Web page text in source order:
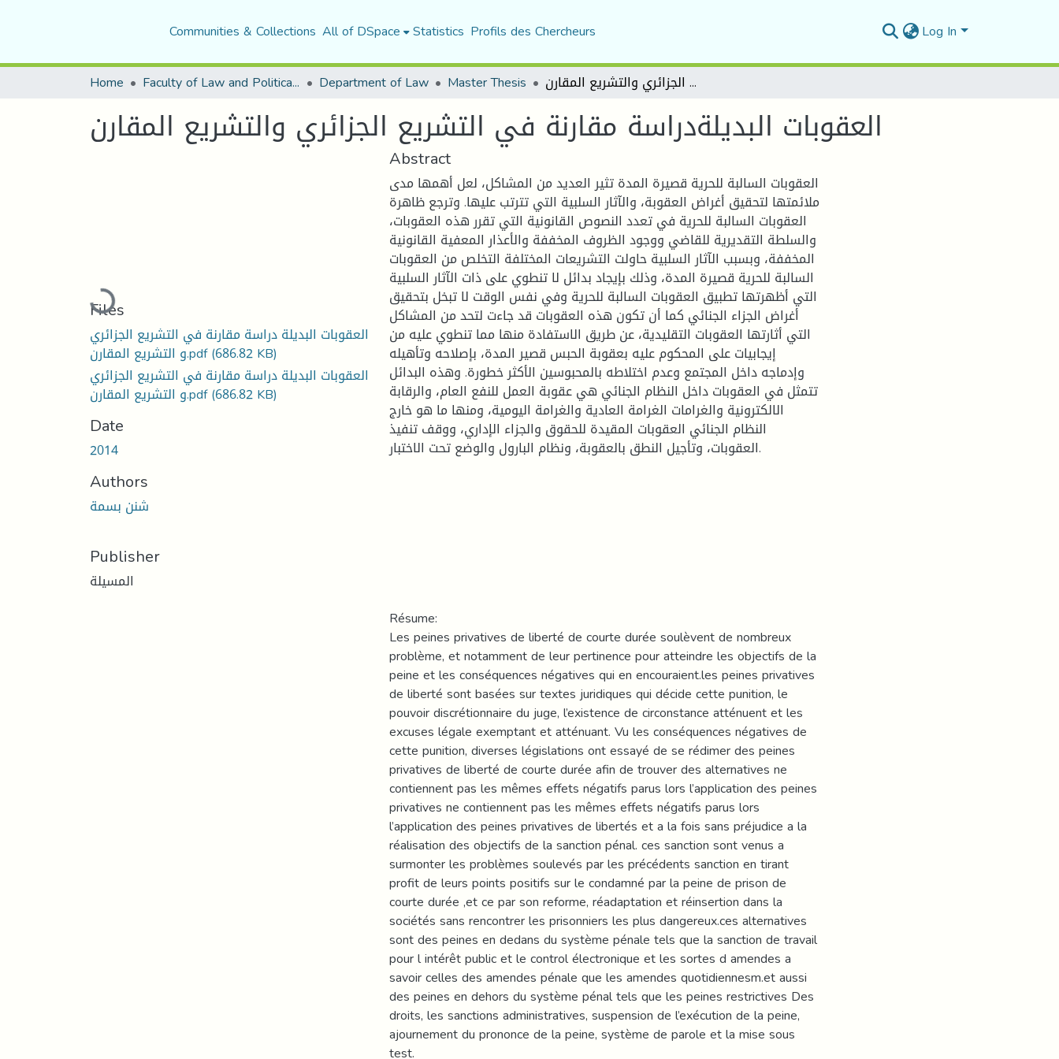
Communities & Collections All of DSpace Statistics Profils des Chercheurs Log In
Home Faculty of Law and Political Science Department of Law Master Thesis العقوبات البديلةدراسة مقارنة في التشريع الجزائري والتشريع المقارن
العقوبات البديلةدراسة مقارنة في التشريع الجزائري والتشريع المقارن
Loading...
Files
العقوبات البديلة دراسة مقارنة في التشريع الجزائري
و التشريع المقارن.pdf(686.82 KB)
العقوبات البديلة دراسة مقارنة في التشريع الجزائري
و التشريع المقارن.pdf(686.82 KB)
Date
2014
Authors
شنن بسمة
Publisher
المسيلة
Abstract
العقوبات السالبة للحرية قصيرة المدة تثير العديد من المشاكل، لعل أهمها مدى
ملائمتها لتحقيق أغراض العقوبة، والآثار السلبية التي تترتب عليها. وترجع ظاهرة
العقوبات السالبة للحرية في تعدد النصوص القانونية التي تقرر هذه العقوبات،
والسلطة التقديرية للقاضي ووجود الظروف المخففة والأعذار المعفية القانونية
المخففة، وبسبب الآثار السلبية حاولت التشريعات المختلفة التخلص من العقوبات
السالبة للحرية قصيرة المدة، وذلك بإيجاد بدائل لا تنطوي على ذات الآثار السلبية
التي أظهرتها تطبيق العقوبات السالبة للحرية وفي نفس الوقت لا تبخل بتحقيق
أغراض الجزاء الجنائي كما أن تكون هذه العقوبات قد جاءت لتحد من المشاكل
التي أثارتها العقوبات التقليدية، عن طريق الاستفادة منها مما تنطوي عليه من
إيجابيات على المحكوم عليه بعقوبة الحبس قصير المدة، بإصلاحه وتأهيله
وإدماجه داخل المجتمع وعدم اختلاطه بالمحبوسين الأكثر خطورة. وهذه البدائل
تتمثل في العقوبات داخل النظام الجنائي هي عقوبة العمل للنفع العام، والرقابة
الالكترونية والغرامات الغرامة العادية والغرامة اليومية، ومنها ما هو خارج
النظام الجنائي العقوبات المقيدة للحقوق والجزاء الإداري، ووقف تنفيذ
العقوبات، وتأجيل النطق بالعقوبة، ونظام البارول والوضع تحت الاختبار.
Résume:
Les peines privatives de liberté de courte durée soulèvent de nombreux
problème, et notamment de leur pertinence pour atteindre les objectifs de la
peine et les conséquences négatives qui en encouraient.les peines privatives
de liberté sont basées sur textes juridiques qui décide cette punition, le
pouvoir discrétionnaire du juge, l’existence de circonstance atténuent et les
excuses légale exemptant et atténuant. Vu les conséquences négatives de
cette punition, diverses législations ont essayé de se rédimer des peines
privatives de liberté de courte durée afin de trouver des alternatives ne
contiennent pas les mêmes effets négatifs parus lors l’application des peines
privatives ne contiennent pas les mêmes effets négatifs parus lors
l’application des peines privatives de libertés et a la fois sans préjudice a la
réalisation des objectifs de la sanction pénal. ces sanction sont venus a
surmonter les problèmes soulevés par les précédents sanction en tirant
profit de leurs points positifs sur le condamné par la peine de prison de
courte durée ,et ce par son reforme, réadaptation et réinsertion dans la
sociétés sans rencontrer les prisonniers les plus dangereux.ces alternatives
sont des peines en dedans du système pénale tels que la sanction de travail
pour l intérêt public et le control électronique et les sortes d amendes a
savoir celles des amendes pénale que les amendes quotidiennesm.et aussi
des peines en dehors du système pénal tels que les peines restrictives Des
droits, les sanctions administratives, suspension de l’exécution de la peine,
ajournement du prononce de la peine, système de parole et la mise sous
test.